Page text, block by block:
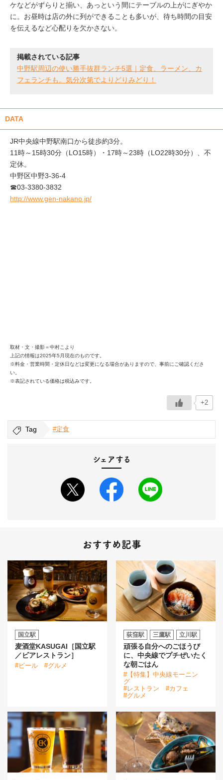
ケなどがずらりと揃い、あっという間にテーブルの上がにぎやか
に。お昼時は店の外に列ができることも多いが、待ち時間の目安
を伝えるなど心配りを欠かさない。
掲載されている記事
中野駅周辺の使い勝手抜群ランチ5選｜定食、ラーメン、カ
フェランチも。気分次第でよりどりみどり！
DATA
JR中央線中野駅南口から徒歩約3分。
11時～15時30分（LO15時）・17時～23時（LO22時30分）、不
定休。
中野区中野3-36-4
☎03-3380-3832
http://www.gen-nakano.jp/
取材・文・撮影＝中村こより
上記の情報は2025年5月現在のものです。
※料金・営業時間・定休日などは変更になる場合がありますので、事前にご確認くださ
い。
※表記されている価格は税込みです。
+2
Tag #定食
シェアする
おすすめ記事
国立駅
麦酒堂KASUGAI［国立駅
／ビアレストラン］
#ビール #グルメ
荻窪駅 三鷹駅 立川駅
頑張る自分へのごほうび
に、中央線でプチぜいたく
な朝ごはん
#【特集】中央線モーニン
グ
#レストラン
#カフェ
#グルメ